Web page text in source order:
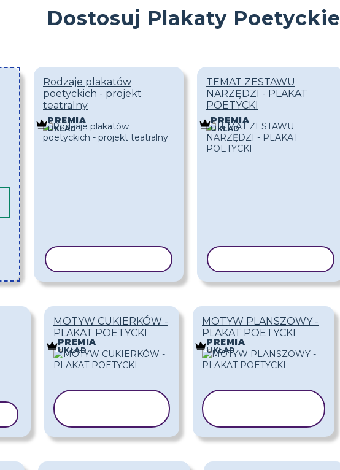
Dostosuj Plakaty Poetyckie
Rodzaje plakatów
poetyckich - projekt
teatralny
PREMIA
UKŁAD
TEMAT ZESTAWU
NARZĘDZI - PLAKAT
POETYCKI
PREMIA
UKŁAD
MOTYW CUKIERKÓW -
PLAKAT POETYCKI
PREMIA
UKŁAD
MOTYW PLANSZOWY -
PLAKAT POETYCKI
PREMIA
UKŁAD